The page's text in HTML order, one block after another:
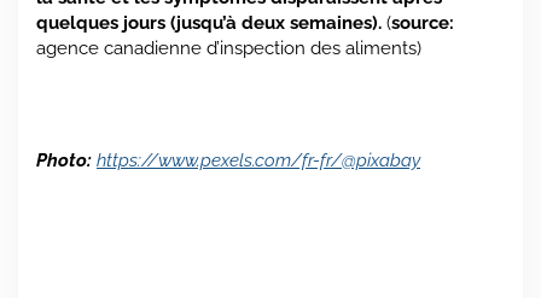
quelques jours (jusqu’à deux semaines). (source:
agence canadienne d’inspection des aliments)
Photo: https://www.pexels.com/fr-fr/@pixabay